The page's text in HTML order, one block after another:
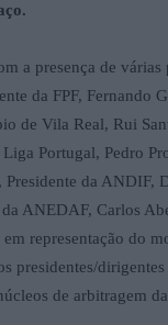
a presença de várias
da FPF, Fernando
de Vila Real, Rui
Portugal, Pedro
Presidente da ANDIF,
ANEDAF, Carlos
representação do
presidentes/
de arbitragem